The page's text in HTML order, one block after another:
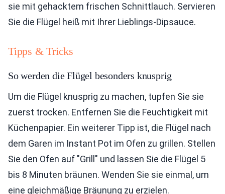
sie mit gehacktem frischen Schnittlauch. Servieren
Sie die Flügel heiß mit Ihrer Lieblings-Dipsauce.
Tipps & Tricks
So werden die Flügel besonders knusprig
Um die Flügel knusprig zu machen, tupfen Sie sie
zuerst trocken. Entfernen Sie die Feuchtigkeit mit
Küchenpapier. Ein weiterer Tipp ist, die Flügel nach
dem Garen im Instant Pot im Ofen zu grillen. Stellen
Sie den Ofen auf "Grill" und lassen Sie die Flügel 5
bis 8 Minuten bräunen. Wenden Sie sie einmal, um
eine gleichmäßige Bräunung zu erzielen.